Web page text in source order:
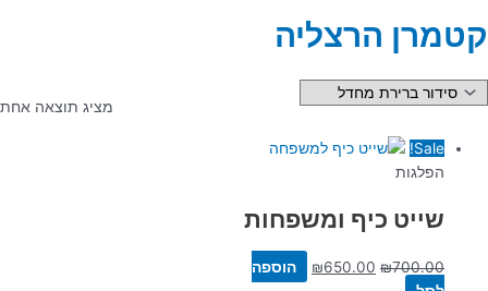
קטמרן הרצליה
מציג תוצאה אחת
Sale!
הפלגות
שייט כיף ומשפחות
₪700.00
₪650.00
הוספה